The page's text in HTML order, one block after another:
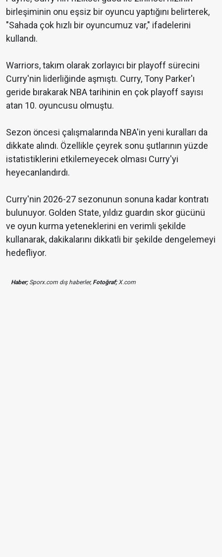
birleşiminin onu eşsiz bir oyuncu yaptığını belirterek,
"Sahada çok hızlı bir oyuncumuz var," ifadelerini
kullandı.
Warriors, takım olarak zorlayıcı bir playoff sürecini
Curry'nin liderliğinde aşmıştı. Curry, Tony Parker'ı
geride bırakarak NBA tarihinin en çok playoff sayısı
atan 10. oyuncusu olmuştu.
Sezon öncesi çalışmalarında NBA'in yeni kuralları da
dikkate alındı. Özellikle çeyrek sonu şutlarının yüzde
istatistiklerini etkilemeyecek olması Curry'yi
heyecanlandırdı.
Curry'nin 2026-27 sezonunun sonuna kadar kontratı
bulunuyor. Golden State, yıldız guardın skor gücünü
ve oyun kurma yeteneklerini en verimli şekilde
kullanarak, dakikalarını dikkatli bir şekilde dengelemeyi
hedefliyor.
Haber;Sporx.com dış haberler,Fotoğraf;X.com